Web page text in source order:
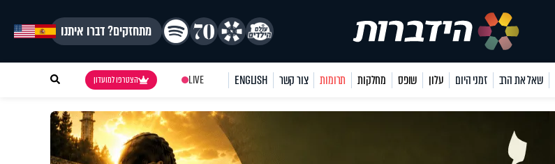
מתחזקים? דברו איתנו
שאל את הרב זמני היום עלון שופס מחלקות תרומות צור קשר ENGLISH
LIVE הצטרפו למועדון